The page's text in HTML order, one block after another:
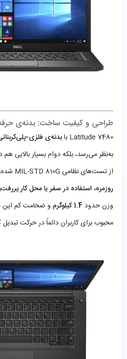
طراحی و کیفیت ساخت: بدنه‌ی
Latitude 7480 با بدنه‌ی فلزی-
به‌نظر می‌رسد، بلکه دوام بسیار بالایی
از تست‌های نظامی MIL-STD 810G شده، بنابراین برای
روزمره، استفاده در سفر یا محل کار
وزن حدود1.4 کیلوگرم
و ضخامت کم این
محبوب برای کاربران دائماً در حرکت